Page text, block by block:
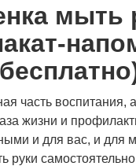
мыть
часть воспитания,
жизни и
и для вас, и для
руки